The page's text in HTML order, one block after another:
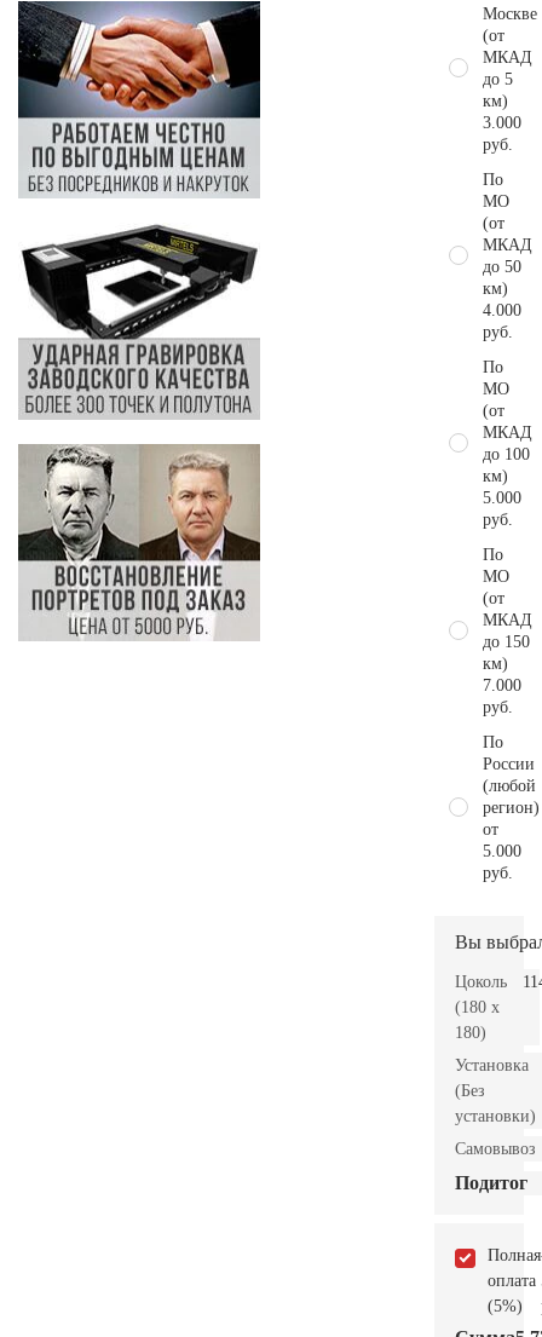
Москве
(от
МКАД
до 5
км)
3.000
руб.
По
МО
(от
МКАД
до 50
км)
4.000
руб.
По
МО
(от
МКАД
до 100
км)
5.000
руб.
По
МО
(от
МКАД
до 150
км)
7.000
руб.
По
России
(любой
регион)
от
5.000
руб.
Вы
Цоколь
(180 x
180)
Установка
(Без
установки)
Самовывоз
Подитог
Полная
оплата
(5%)